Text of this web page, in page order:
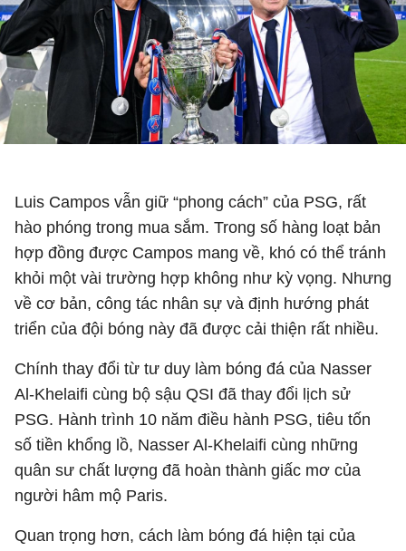
Luis Campos vẫn giữ “phong cách” của PSG, rất
hào phóng trong mua sắm. Trong số hàng loạt bản
hợp đồng được Campos mang về, khó có thể tránh
khỏi một vài trường hợp không như kỳ vọng. Nhưng
về cơ bản, công tác nhân sự và định hướng phát
triển của đội bóng này đã được cải thiện rất nhiều.
Chính thay đổi từ tư duy làm bóng đá của Nasser
Al-Khelaifi cùng bộ sậu QSI đã thay đổi lịch sử
PSG. Hành trình 10 năm điều hành PSG, tiêu tốn
số tiền khổng lồ, Nasser Al-Khelaifi cùng những
quân sư chất lượng đã hoàn thành giấc mơ của
người hâm mộ Paris.
Quan trọng hơn, cách làm bóng đá hiện tại của